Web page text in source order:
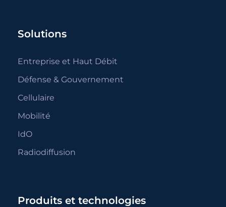
Solutions
Entreprise et Haut Débit
Défense & Gouvernement
Cellulaire
Mobilité
IdO
Radiodiffusion
Produits et technologies